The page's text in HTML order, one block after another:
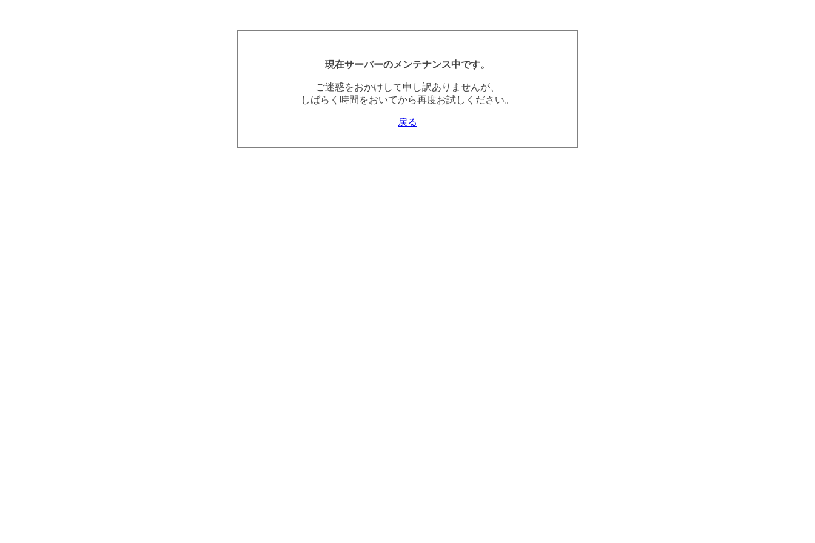
現在サーバーのメンテナンス中です。
ご迷惑をおかけして申し訳ありませんが、
しばらく時間をおいてから再度お試しください。
戻る